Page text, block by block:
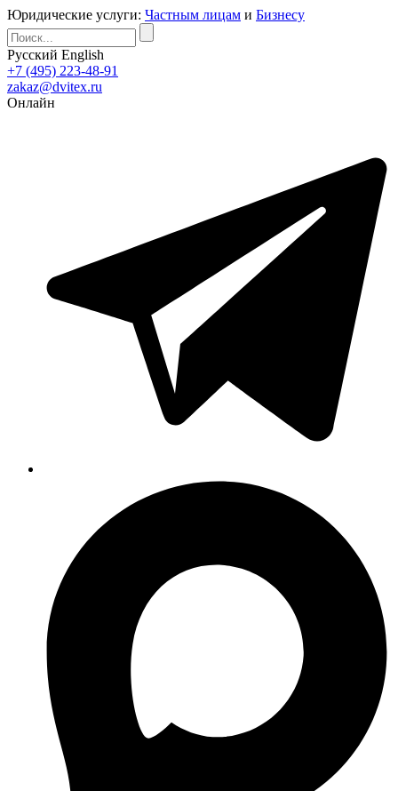
Юридические услуги: Частным лицам и Бизнесу
Русский English
+7 (495) 223-48-91
zakaz@dvitex.ru
Онлайн